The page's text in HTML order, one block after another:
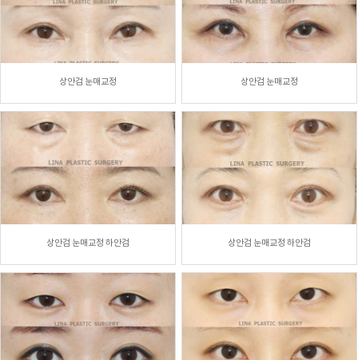
상안검 눈매교정 상안검 눈매교정
상안검 눈매교정 하안검 상안검 눈매교정 하안검